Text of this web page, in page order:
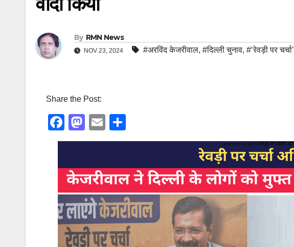
By RMN News
NOV 23, 2024 #अरविंद केजरीवाल, #दिल्ली चुनाव, #‘रेवड़ी पर चर्चा’
Share the Post:
F
a
e
b
o
o
k
M
a
o
d
o
n
E
m h
e